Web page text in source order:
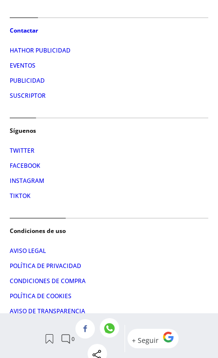
Contactar
HATHOR PUBLICIDAD
EVENTOS
PUBLICIDAD
SUSCRIPTOR
Síguenos
TWITTER
FACEBOOK
INSTAGRAM
TIKTOK
Condiciones de uso
AVISO LEGAL
POLÍTICA DE PRIVACIDAD
CONDICIONES DE COMPRA
POLÍTICA DE COOKIES
AVISO DE TRANSPARENCIA